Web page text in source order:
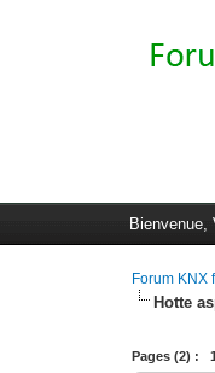
Bienvenue,
Forum KNX
Hotte
Pages (2) : 1
1
2
3
4
5